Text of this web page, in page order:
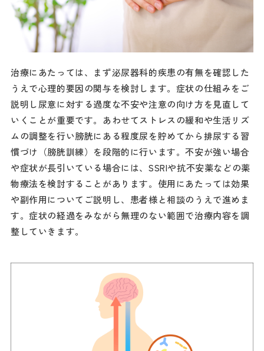
治療にあたっては、まず泌尿器科的疾患の有無を確認した
うえで心理的要因の関与を検討します。症状の仕組みをご
説明し尿意に対する過度な不安や注意の向け方を見直して
いくことが重要です。あわせてストレスの緩和や生活リズ
ムの調整を行い膀胱にある程度尿を貯めてから排尿する習
慣づけ（膀胱訓練）を段階的に行います。不安が強い場合
や症状が長引いている場合には、SSRIや抗不安薬などの薬
物療法を検討することがあります。使用にあたっては効果
や副作用についてご説明し、患者様と相談のうえで進めま
す。症状の経過をみながら無理のない範囲で治療内容を調
整していきます。